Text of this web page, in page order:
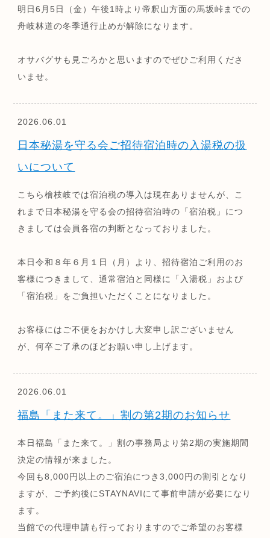
明日6月5日（金）午後1時より帝釈山方面の馬坂峠までの
舟岐林道の冬季通行止めが解除になります。
オサバグサも見ごろかと思いますのでぜひご利用くださ
いませ。
2026.06.01
日本秘湯を守る会ご招待宿泊時の入湯税の扱
いについて
こちら檜枝岐では宿泊税の導入は現在ありませんが、こ
れまで日本秘湯を守る会の招待宿泊時の「宿泊税」につ
きましては会員各宿の判断となっておりました。
本日令和８年６月１日（月）より、招待宿泊ご利用のお
客様につきまして、通常宿泊と同様に「入湯税」および
「宿泊税」をご負担いただくことになりました。
お客様にはご不便をおかけし大変申し訳ございません
が、何卒ご了承のほどお願い申し上げます。
2026.06.01
福島「また来て。」割の第2期のお知らせ
本日福島「また来て。」割の事務局より第2期の実施期間
決定の情報が来ました。
今回も8,000円以上のご宿泊につき3,000円の割引となり
ますが、ご予約後にSTAYNAVIにて事前申請が必要になり
ます。
当館での代理申請も行っておりますのでご希望のお客様